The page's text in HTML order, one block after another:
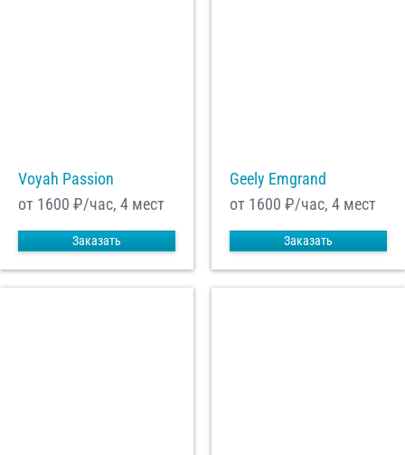
Voyah Passion
от 1600 ₽/час, 4 мест
Заказать
Geely Emgrand
от 1600 ₽/час, 4 мест
Заказать